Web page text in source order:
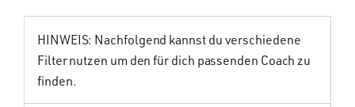
HINWEIS: Nachfolgend kannst du verschiedene
Filter nutzen um den für dich passenden Coach zu
finden.